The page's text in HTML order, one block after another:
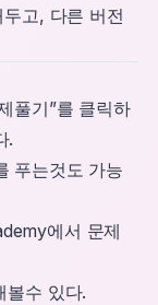
고, 다른 버전
풀기”를 클릭하
.
푸는것도 가능
에서 문제
볼수 있다.